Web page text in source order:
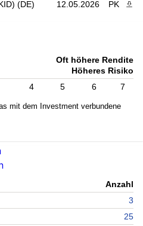
(DE)
12.05.2026 PK
Oft höhere Rendite
Höheres Risiko
4 5 6 7
mit dem Investment verbundene
Anzahl
3
25